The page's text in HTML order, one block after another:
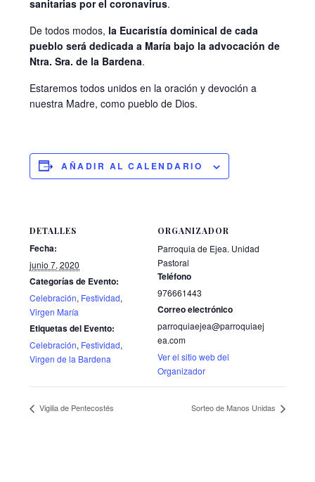
sanitarias por el coronavirus.
De todos modos, la Eucaristía dominical de cada
pueblo será dedicada a María bajo la advocación de
Ntra. Sra. de la Bardena.
Estaremos todos unidos en la oración y devoción a
nuestra Madre, como pueblo de Dios.
AÑADIR AL CALENDARIO
DETALLES
Fecha:
junio 7, 2020
Categorías de Evento:
Celebración, Festividad,
Virgen María
Etiquetas del Evento:
Celebración, Festividad,
Virgen de la Bardena
ORGANIZADOR
Parroquia de Ejea. Unidad
Pastoral
Teléfono
976661443
Correo electrónico
parroquiaejea@parroquiaej
ea.com
Ver el sitio web del
Organizador
Vigilia de Pentecostés Sorteo de Manos Unidas